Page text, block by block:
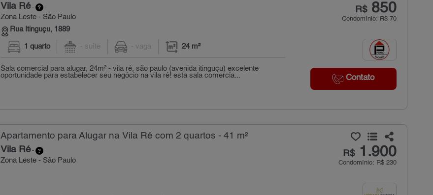
Vila Ré-
Zona Leste - São Paulo
Rua Itinguçu, 1889
R$850
Condomínio: R$ 70
Contato
1 quarto - suíte - vaga 24 m²
Sala comercial para alugar, 24m² - vila ré, são paulo (avenida itinguçu) excelente
oportunidade para estabelecer seu negócio na vila ré! esta sala comercia...
Apartamento para Alugar na Vila Ré com 2 quartos - 41 m²
Vila Ré-
Zona Leste - São Paulo
R$1.900
Condomínio: R$ 230